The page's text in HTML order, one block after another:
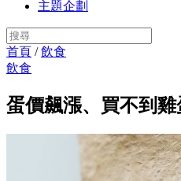
主題企劃
首頁 /飲食
飲食
蛋價飆漲、買不到